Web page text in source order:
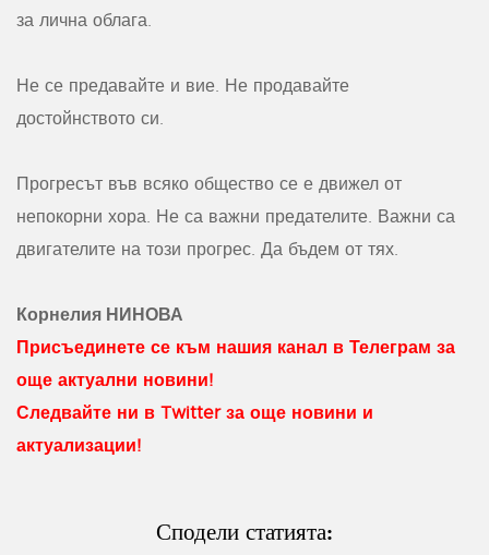
за лична облага.
Не се предавайте и вие. Не продавайте
достойнството си.
Прогресът във всяко общество се е движел от
непокорни хора. Не са важни предателите. Важни са
двигателите на този прогрес. Да бъдем от тях.
Корнелия НИНОВА
Присъединете се към нашия канал в Телеграм за
още актуални новини!
Следвайте ни в Twitter за още новини и
актуализации!
Сподели статията: